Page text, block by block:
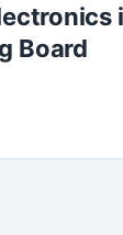
Board